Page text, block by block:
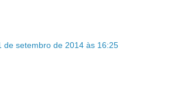
de setembro de 2014 às 16:25